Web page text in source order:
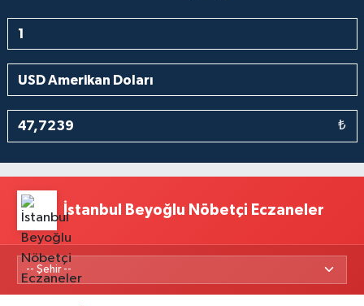
₺
İstanbul Beyoğlu Nöbetçi Eczaneler